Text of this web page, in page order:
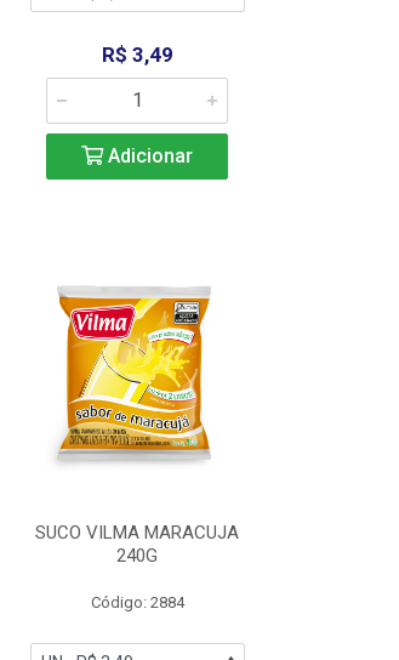
R$ 3,49
Adicionar
SUCO VILMA MARACUJA
240G
Código: 2884